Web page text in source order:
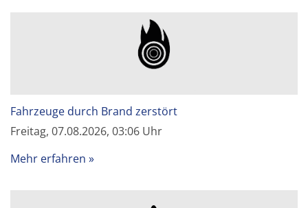
Fahrzeuge durch Brand zerstört
Freitag, 07.08.2026, 03:06 Uhr
Mehr erfahren